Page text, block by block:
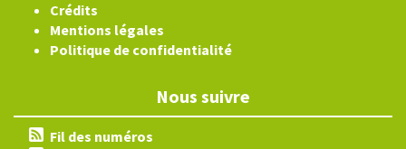
Crédits
Mentions légales
Politique de confidentialité
Nous suivre
Fil des numéros